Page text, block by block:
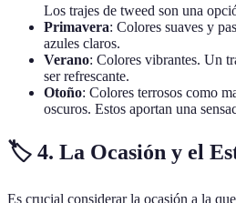
Los trajes de tweed son una
Primavera: Colores suaves y
azules claros.
Verano: Colores vibrantes. Un
ser refrescante.
Otoño: Colores terrosos como
oscuros. Estos aportan una
🏷️ 4. La Ocasión y el
Es crucial considerar la ocasión a la